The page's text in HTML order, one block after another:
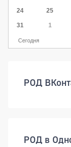
24 25
31 1
Сегодня
РОД
РОД в